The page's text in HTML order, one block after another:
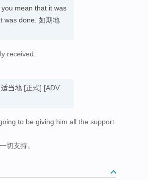
mean that it was
was done. 如期地
received.
当地 [正式] [ADV
to be giving him all the support
切支持。